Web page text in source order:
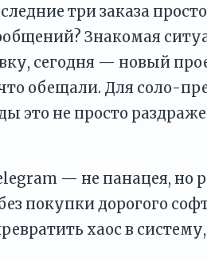
три заказа
Знакомая
сегодня — новый
обещали. Для соло-
это не просто
— не панацея, но
покупки дорогого
хаос в